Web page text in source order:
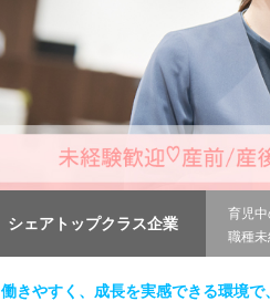
シェアトップクラス企業
育児
職種
働きやすく、成長を実感できる環境で